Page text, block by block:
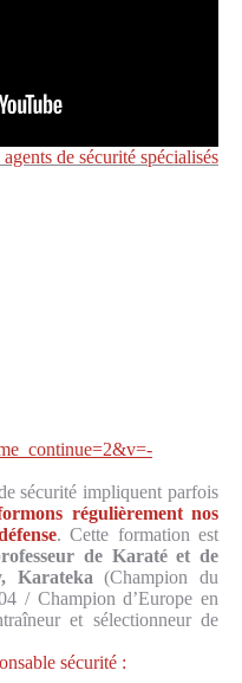
de sécurité spécialisés
sécurité impliquent parfois
régulièrement nos
. Cette formation est
de Karaté et de
Karateka (Champion du
/ Champion d’Europe en
et sélectionneur de
sécurité :